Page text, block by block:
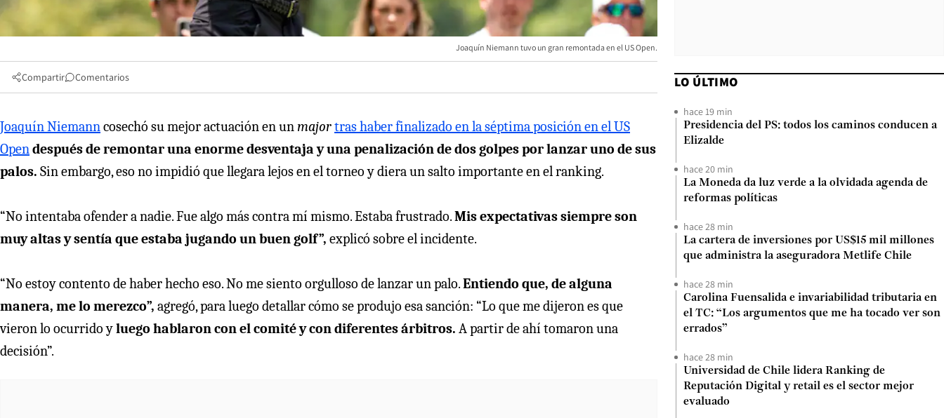
Joaquín Niemann tuvo un gran remontada en el US Open.
Compartir Comentarios
Joaquín Niemanncosechó su mejor actuación en unmajortras haber finalizado en la séptima posición en el US
Opendespués de remontar una enorme desventaja y una penalización de dos golpes por lanzar uno de sus
palos. Sin embargo, eso no impidió que llegara lejos en el torneo y diera un salto importante en el ranking.
“No intentaba ofender a nadie. Fue algo más contra mí mismo. Estaba frustrado.Mis expectativas siempre son
muy altas y sentía que estaba jugando un buen golf”, explicó sobre el incidente.
“No estoy contento de haber hecho eso. No me siento orgulloso de lanzar un palo.Entiendo que, de alguna
manera, me lo merezco”, agregó, para luego detallar cómo se produjo esa sanción: “Lo que me dijeron es que
vieron lo ocurrido yluego hablaron con el comité y con diferentes árbitros. A partir de ahí tomaron una
decisión”.
LO ÚLTIMO
hace 19 min
Presidencia del PS: todos los caminos conducen a
Elizalde
hace 20 min
La Moneda da luz verde a la olvidada agenda de
reformas políticas
hace 28 min
La cartera de inversiones por US$15 mil millones
que administra la aseguradora Metlife Chile
hace 28 min
Carolina Fuensalida e invariabilidad tributaria en
el TC: “Los argumentos que me ha tocado ver son
errados”
hace 28 min
Universidad de Chile lidera Ranking de
Reputación Digital y retail es el sector mejor
evaluado